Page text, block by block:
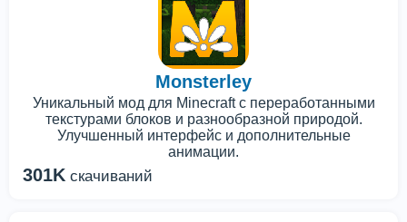
Monsterley
Уникальный мод для Minecraft с переработанными
текстурами блоков и разнообразной природой.
Улучшенный интерфейс и дополнительные
анимации.
301K скачиваний